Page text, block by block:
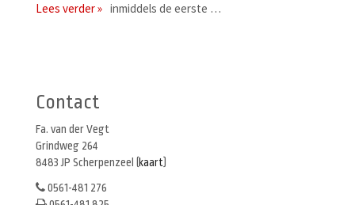
inmiddels de eerste …
Lees verder »
Contact
Fa. van der Vegt
Grindweg 264
8483 JP Scherpenzeel (
kaart
0561-481 276